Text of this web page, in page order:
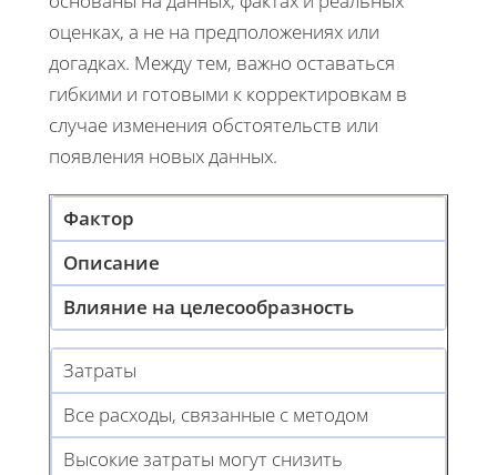
оценках, а не на предположениях или
догадках. Между тем, важно оставаться
гибкими и готовыми к корректировкам в
случае изменения обстоятельств или
появления новых данных.
Фактор
Описание
Влияние на целесообразность
Затраты
Все расходы, связанные с методом
Высокие затраты могут снизить